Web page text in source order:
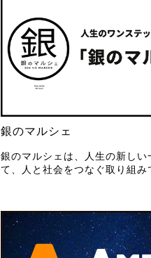
銀のマルシェ
銀のマルシェは、人生の新しい
て、人と社会をつなぐ取り組み